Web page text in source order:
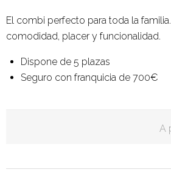
El combi perfecto para toda la
comodidad, placer y funcionalidad.
Dispone de 5 plazas
Seguro con franquicia de 700€
A